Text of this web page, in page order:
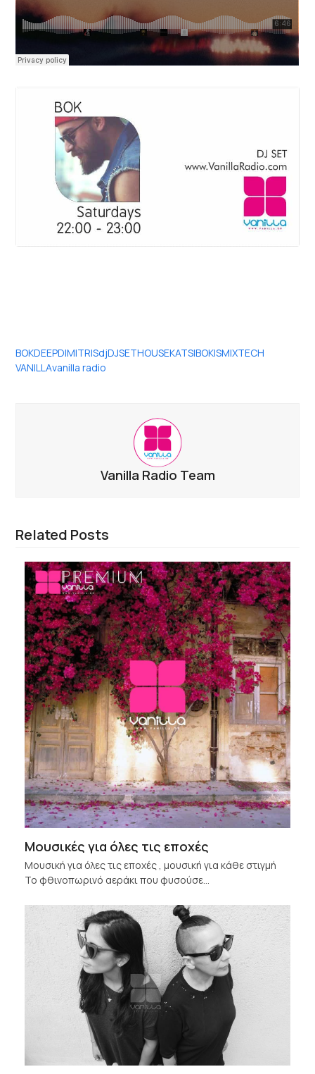
BOKDEEPDIMITRISdjDJSETHOUSEKATSIBOKISMIXTECH
VANILLAvanilla radio
Vanilla Radio Team
Related Posts
Μουσικές για όλες τις εποχές
Μουσική για όλες τις εποχές , μουσική για κάθε στιγμή
Το φθινοπωρινό αεράκι που φυσούσε…